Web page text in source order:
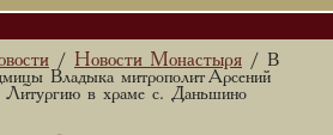
/ Новости Монастыря / В
Владыка митрополит Арсений
Литургию в храме с. Даньшино